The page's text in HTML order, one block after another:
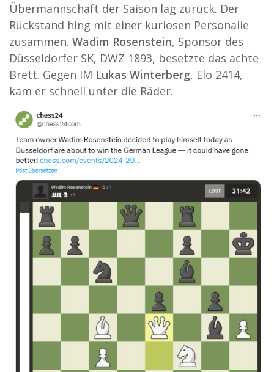
Übermannschaft der Saison lag zurück. Der
Rückstand hing mit einer kuriosen Personalie
zusammen. Wadim Rosenstein, Sponsor des
Düsseldorfer SK, DWZ 1893, besetzte das achte
Brett. Gegen IM Lukas Winterberg, Elo 2414,
kam er schnell unter die Räder.